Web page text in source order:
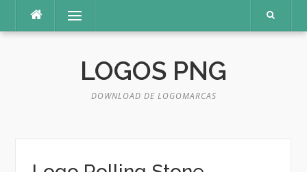
o
Menu
LOGOS PNG
DOWNLOAD DE LOGOMARCAS